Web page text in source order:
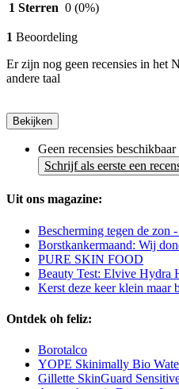
1 Sterren 0 (0%)
1 Beoordeling
Er zijn nog geen recensies in het
andere taal
Bekijken
Geen recensies beschikbaar
Schrijf als eerste een
Uit ons magazine:
Bescherming tegen de zon
Borstkankermaand: Wij
PURE SKIN FOOD
Beauty Test: Elvive Hydra
Kerst deze keer klein maar
Ontdek oh feliz:
Borotalco
YOPE Skinimally Bio
Gillette SkinGuard